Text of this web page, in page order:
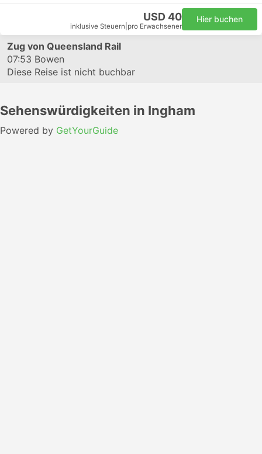
USD 40
inklusive Steuern pro Erwachsener
Hier buchen
Zug von Queensland Rail
07:53 Bowen
Diese Reise ist nicht buchbar
Sehenswürdigkeiten in Ingham
Powered by GetYourGuide